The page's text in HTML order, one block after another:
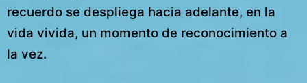
recuerdo se despliega hacia adelante, en la
vida vivida, un momento de reconocimiento a
la vez.